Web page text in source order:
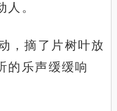
。
，摘了片树叶放
的乐声缓缓响